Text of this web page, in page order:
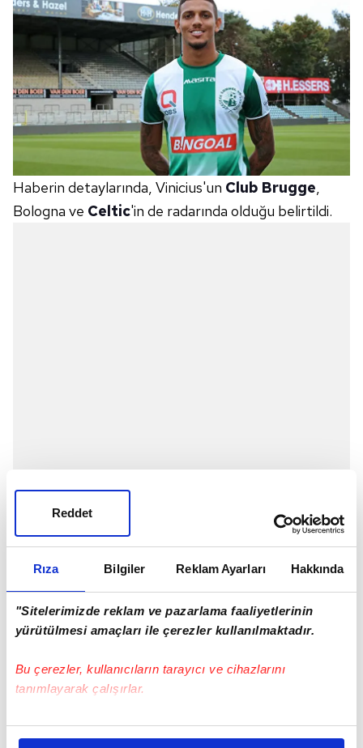
Rıza Bilgiler Reklam Ayarları Hakkında
"Sitelerimizde reklam ve pazarlama faaliyetlerinin
yürütülmesi amaçları ile çerezler kullanılmaktadır.
Bu çerezler, kullanıcıların tarayıcı ve cihazlarını
tanımlayarak çalışırlar.
Bu çerezlere izin vermeniz halinde sizlere özel
Reddet
Haberin detaylarında, Vinicius'un Club Brugge,
Bologna ve Celtic'in de radarında olduğu belirtildi.
JESUS'UN ESKİ ÖĞRENCİSİ
Jesus'un eski öğrencisi...